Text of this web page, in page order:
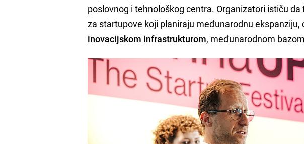
poslovnog i tehnološkog centra. Organizatori ističu
za startupove koji planiraju međunarodnu ekspanziju,
inovacijskom infrastrukturom, međunarodnom